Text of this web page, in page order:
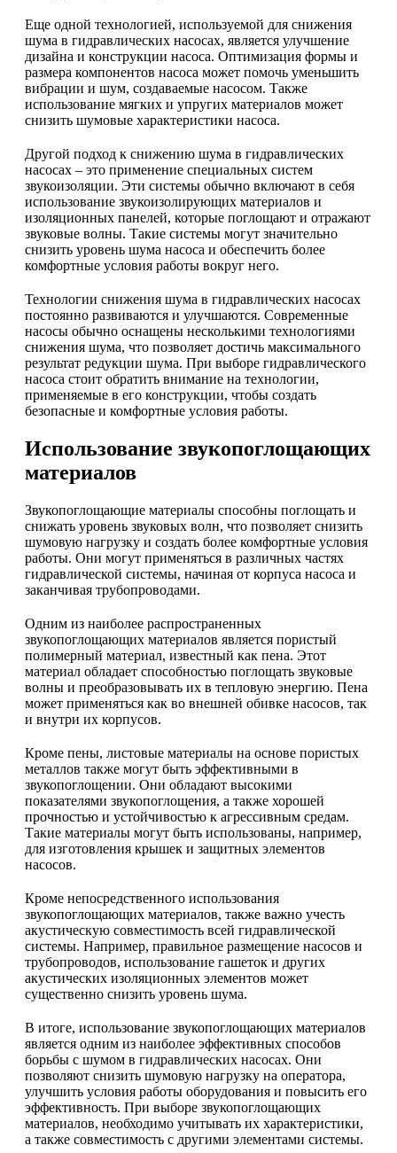
Еще одной технологией, используемой для снижения
шума в гидравлических насосах, является улучшение
дизайна и конструкции насоса. Оптимизация формы и
размера компонентов насоса может помочь уменьшить
вибрации и шум, создаваемые насосом. Также
использование мягких и упругих материалов может
снизить шумовые характеристики насоса.
Другой подход к снижению шума в гидравлических
насосах – это применение специальных систем
звукоизоляции. Эти системы обычно включают в себя
использование звукоизолирующих материалов и
изоляционных панелей, которые поглощают и отражают
звуковые волны. Такие системы могут значительно
снизить уровень шума насоса и обеспечить более
комфортные условия работы вокруг него.
Технологии снижения шума в гидравлических насосах
постоянно развиваются и улучшаются. Современные
насосы обычно оснащены несколькими технологиями
снижения шума, что позволяет достичь максимального
результат редукции шума. При выборе гидравлического
насоса стоит обратить внимание на технологии,
применяемые в его конструкции, чтобы создать
безопасные и комфортные условия работы.
Использование звукопоглощающих
материалов
Звукопоглощающие материалы способны поглощать и
снижать уровень звуковых волн, что позволяет снизить
шумовую нагрузку и создать более комфортные условия
работы. Они могут применяться в различных частях
гидравлической системы, начиная от корпуса насоса и
заканчивая трубопроводами.
Одним из наиболее распространенных
звукопоглощающих материалов является пористый
полимерный материал, известный как пена. Этот
материал обладает способностью поглощать звуковые
волны и преобразовывать их в тепловую энергию. Пена
может применяться как во внешней обивке насосов, так
и внутри их корпусов.
Кроме пены, листовые материалы на основе пористых
металлов также могут быть эффективными в
звукопоглощении. Они обладают высокими
показателями звукопоглощения, а также хорошей
прочностью и устойчивостью к агрессивным средам.
Такие материалы могут быть использованы, например,
для изготовления крышек и защитных элементов
насосов.
Кроме непосредственного использования
звукопоглощающих материалов, также важно учесть
акустическую совместимость всей гидравлической
системы. Например, правильное размещение насосов и
трубопроводов, использование гашеток и других
акустических изоляционных элементов может
существенно снизить уровень шума.
В итоге, использование звукопоглощающих материалов
является одним из наиболее эффективных способов
борьбы с шумом в гидравлических насосах. Они
позволяют снизить шумовую нагрузку на оператора,
улучшить условия работы оборудования и повысить его
эффективность. При выборе звукопоглощающих
материалов, необходимо учитывать их характеристики,
а также совместимость с другими элементами системы.